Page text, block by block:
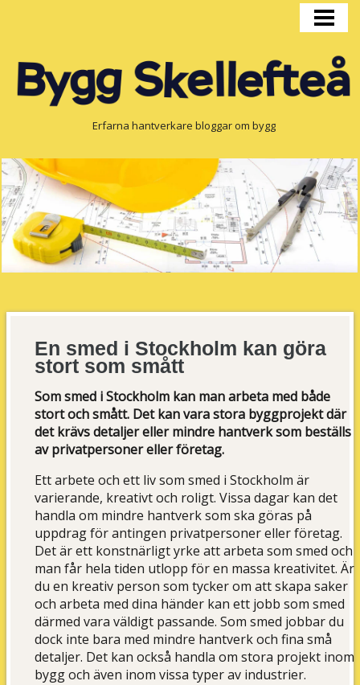
FÖNSTER
Erfarna hantverkare bloggar om bygg
En smed i Stockholm kan göra
stort som smått
Som smed i Stockholm kan man arbeta med både
stort och smått. Det kan vara stora byggprojekt där
det krävs detaljer eller mindre hantverk som beställs
av privatpersoner eller företag.
Ett arbete och ett liv som smed i Stockholm är
varierande, kreativt och roligt. Vissa dagar kan det
handla om mindre hantverk som ska göras på
uppdrag för antingen privatpersoner eller företag.
Det är ett konstnärligt yrke att arbeta som smed och
man får hela tiden utlopp för en massa kreativitet. Är
du en kreativ person som tycker om att skapa saker
och arbeta med dina händer kan ett jobb som smed
därmed vara väldigt passande. Som smed jobbar du
dock inte bara med mindre hantverk och fina små
detaljer. Det kan också handla om stora projekt inom
bygg och även inom vissa typer av industrier.